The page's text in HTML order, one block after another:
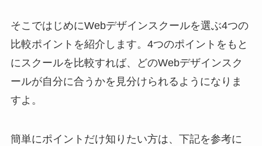
そこではじめにWebデザインスクールを選ぶ4つの
比較ポイントを紹介します。4つのポイントをもと
にスクールを比較すれば、どのWebデザインスク
ールが自分に合うかを見分けられるようになりま
すよ。
簡単にポイントだけ知りたい方は、下記を参考に